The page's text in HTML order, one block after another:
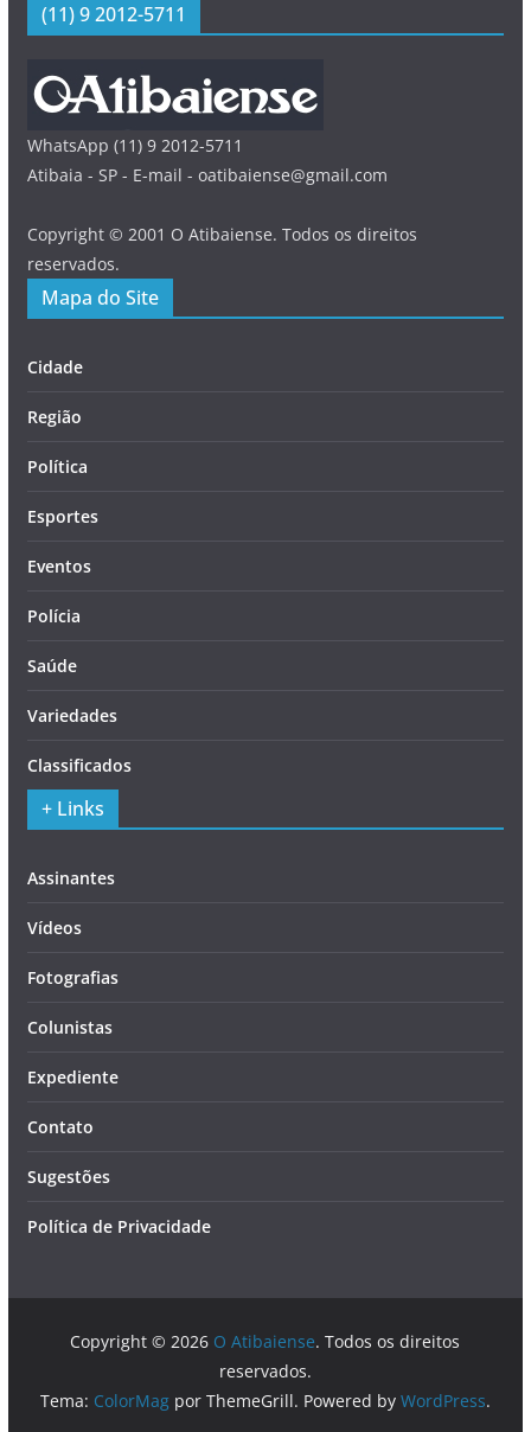
(11) 9 2012-5711
WhatsApp (11) 9 2012-5711
Atibaia - SP - E-mail - oatibaiense@gmail.com
Copyright © 2001 O Atibaiense. Todos os direitos
reservados.
Mapa do Site
Cidade
Região
Política
Esportes
Eventos
Polícia
Saúde
Variedades
Classificados
+ Links
Assinantes
Vídeos
Fotografias
Colunistas
Expediente
Contato
Sugestões
Política de Privacidade
Copyright © 2026 O Atibaiense. Todos os direitos
reservados.
Tema: ColorMagpor ThemeGrill. Powered by WordPress.